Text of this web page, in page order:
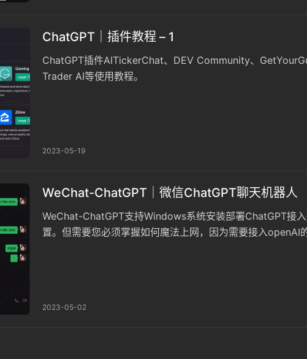
ChatGPT｜插件教程 – 1
ChatGPT插件AITickerChat、DEV Community、
Trader AI等使用教程。
2023-05-19
WeChat-ChatGPT｜微信ChatGPT聊天机器人
WeChat-ChatGPT支持Windows系统安装部署ChatGPT接
置。但需要您必须掌握如何魔法上网，因为需要接入openAI
2023-05-02